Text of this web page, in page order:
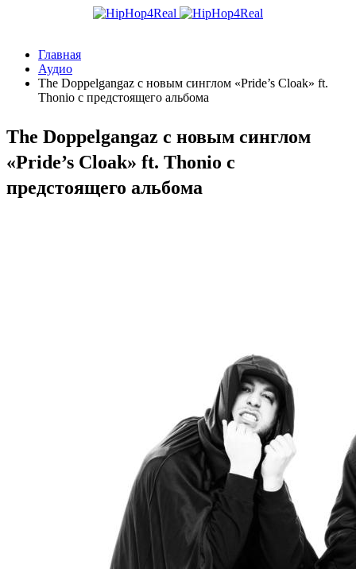
Главная
Аудио
The Doppelgangaz с новым синглом «Pride’s Cloak» ft.
Thonio с предстоящего альбома
The Doppelgangaz с новым синглом
«Pride’s Cloak» ft. Thonio с
предстоящего альбома